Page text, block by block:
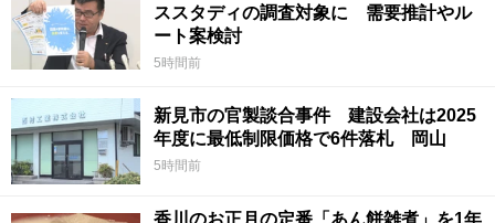
ススタディの調査対象に 需要推計やル
ート案検討
5時間前
新見市の官製談合事件 建設会社は2025
年度に最低制限価格で6件落札 岡山
5時間前
香川のお正月の定番「あん餅雑煮」を1年